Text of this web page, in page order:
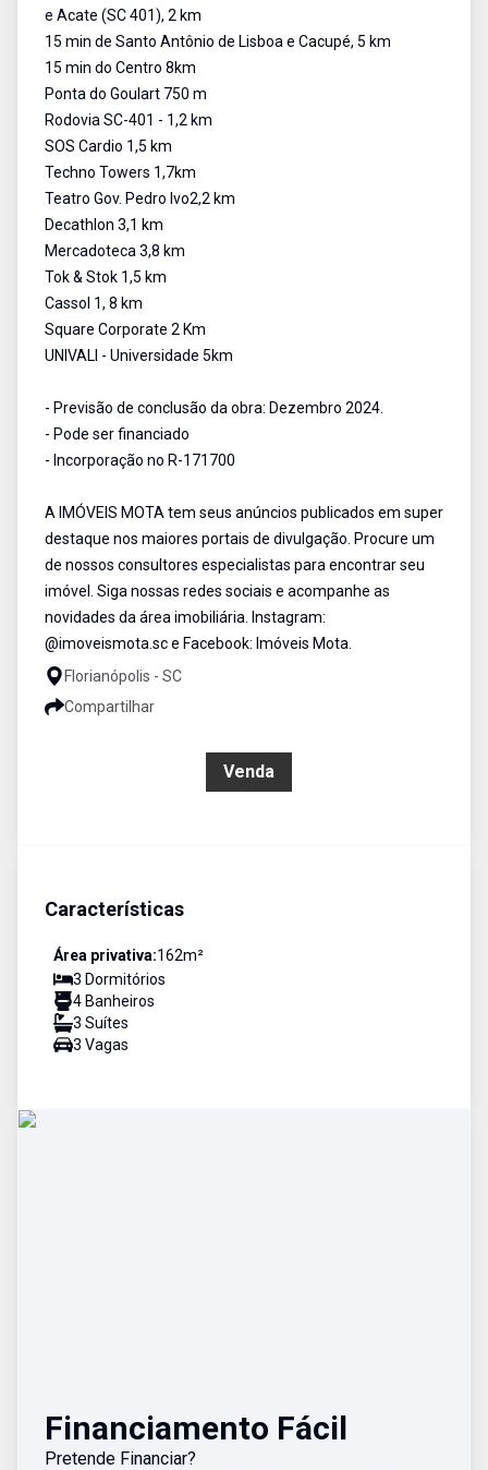
e Acate (SC 401), 2 km
15 min de Santo Antônio de Lisboa e Cacupé, 5 km
15 min do Centro 8km
Ponta do Goulart 750 m
Rodovia SC-401 - 1,2 km
SOS Cardio 1,5 km
Techno Towers 1,7km
Teatro Gov. Pedro Ivo2,2 km
Decathlon 3,1 km
Mercadoteca 3,8 km
Tok & Stok 1,5 km
Cassol 1, 8 km
Square Corporate 2 Km
UNIVALI - Universidade 5km
- Previsão de conclusão da obra: Dezembro 2024.
- Pode ser financiado
- Incorporação no R-171700
A IMÓVEIS MOTA tem seus anúncios publicados em super
destaque nos maiores portais de divulgação. Procure um
de nossos consultores especialistas para encontrar seu
imóvel. Siga nossas redes sociais e acompanhe as
novidades da área imobiliária. Instagram:
@imoveismota.sc e Facebook: Imóveis Mota.
Florianópolis - SC
Compartilhar
Venda
Características
Área privativa:162m²
3 Dormitórios
4 Banheiros
3 Suítes
3 Vagas
Financiamento Fácil
Pretende Financiar?